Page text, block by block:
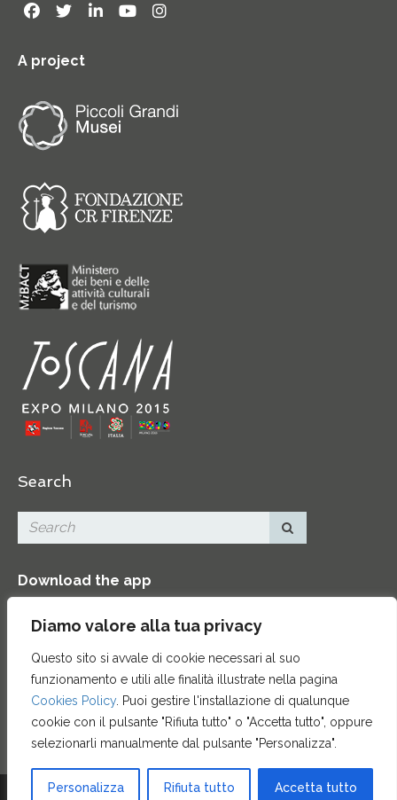
Diamo valore alla tua privacy
Questo sito si avvale di cookie necessari al suo
funzionamento e utili alle finalità illustrate nella pagina
Cookies Policy. Puoi gestire l'installazione di qualunque
cookie con il pulsante "Rifiuta tutto" o "Accetta tutto", oppure
selezionarli manualmente dal pulsante "Personalizza".
Personalizza Rifiuta tutto Accetta tutto
A project
Search
Download the app
Contacts|Press Area|Site map|Credits
© 2015 ENTE CASSA DI RISPARMIO DI FIRENZE - CF 00524310489